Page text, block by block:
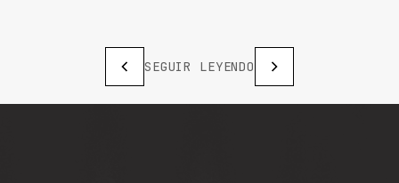
SEGUIR LEYENDO